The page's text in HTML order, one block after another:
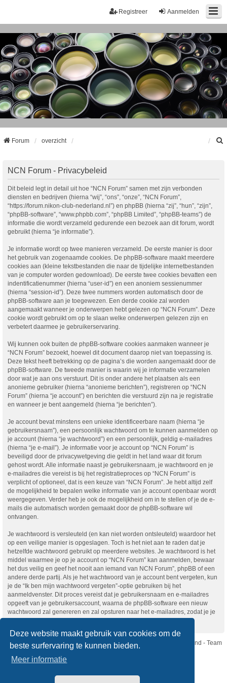
Deze website maakt gebruik van cookies om de
beste surfervaring te kunnen bieden.
Meer informatie
Aanmelden
Registreer
Forum overzicht
NCN Forum - Privacybeleid
Dit beleid legt in detail uit hoe “NCN Forum” samen met zijn verbonden
diensten en bedrijven (hierna “wij”, “ons”, “onze”, “NCN Forum”,
“https://forum.nikon-club-nederland.nl”) en phpBB (hierna “zij”, “hun”, “zijn”,
“phpBB-software”, “www.phpbb.com”, “phpBB Limited”, “phpBB-teams”) de
informatie die wordt verzameld gedurende een bezoek aan dit forum, wordt
gebruikt (hierna “je informatie”).
Je informatie wordt op twee manieren verzameld. De eerste manier is door
het gebruik van zogenaamde cookies. De phpBB-software maakt meerdere
cookies aan (kleine tekstbestanden die naar de tijdelijke internetbestanden
van je computer worden gedownload). De eerste twee cookies bevatten een
indentificatienummer (hierna “user-id”) en een anoniem sessienummer
(hierna “session-id”). Deze twee nummers worden automatisch door de
phpBB-software aan je toegewezen. Een derde cookie zal worden
aangemaakt wanneer je onderwerpen hebt gelezen op “NCN Forum”. Deze
cookie wordt gebruikt om op te slaan welke onderwerpen gelezen zijn en
verbetert daarmee je gebruikerservaring.
Wij kunnen ook buiten de phpBB-software cookies aanmaken wanneer je
“NCN Forum” bezoekt, hoewel dit document daarop niet van toepassing is.
Deze tekst heeft betrekking op de pagina’s die worden aangemaakt door de
phpBB-software. De tweede manier is waarin wij je informatie verzamelen
door wat je aan ons verstuurt. Dit is onder andere het plaatsen als een
anonieme gebruiker (hierna “anonieme berichten”), registreren op “NCN
Forum” (hierna “je account”) en berichten die verstuurd zijn na je registratie
en wanneer je bent aangemeld (hierna “je berichten”).
Je account bevat minstens een unieke identificeerbare naam (hierna “je
gebruikersnaam”), een persoonlijk wachtwoord om te kunnen aanmelden op
je account (hierna “je wachtwoord”) en een persoonlijk, geldig e-mailadres
(hierna “je e-mail”). Je informatie voor je account op “NCN Forum” is
beveiligd door de privacywetgeving die geldt in het land waar dit forum
gehost wordt. Alle informatie naast je gebruikersnaam, je wachtwoord en je
e-mailadres die vereist is bij het registratieproces op “NCN Forum” is
verplicht of optioneel, dat is een keuze van “NCN Forum”. Je hebt altijd zelf
de mogelijkheid te bepalen welke informatie van je account openbaar wordt
weergegeven. Verder heb je ook de mogelijkheid om in te stellen of je de e-
mails die automatisch worden gemaakt door de phpBB-software wil
ontvangen.
Je wachtwoord is versleuteld (en kan niet worden ontsleuteld) waardoor het
op een veilige manier is opgeslagen. Toch is het niet aan te raden dat je
hetzelfde wachtwoord gebruikt op meerdere websites. Je wachtwoord is het
middel waarmee je op je account op “NCN Forum” kan aanmelden, bewaar
het dus veilig en geef het nooit aan iemand van NCN Forum”, phpBB of een
andere derde partij. Als je het wachtwoord van je account bent vergeten, kun
je de “Ik ben mijn wachtwoord vergeten”-optie gebruiken bij het
aanmeldvenster. Dit proces vereist dat je gebruikersnaam en e-mailadres
opgeeft van je gebruikersaccount, waarna de phpBB-software een nieuw
wachtwoord zal genereren en zal opsturen naar het e-mailadres, zodat je je
opnieuw kunt aanmelden.
Nikon Club Nederland - Team
Forum
Copyright © Nikon Club Nederland 2023